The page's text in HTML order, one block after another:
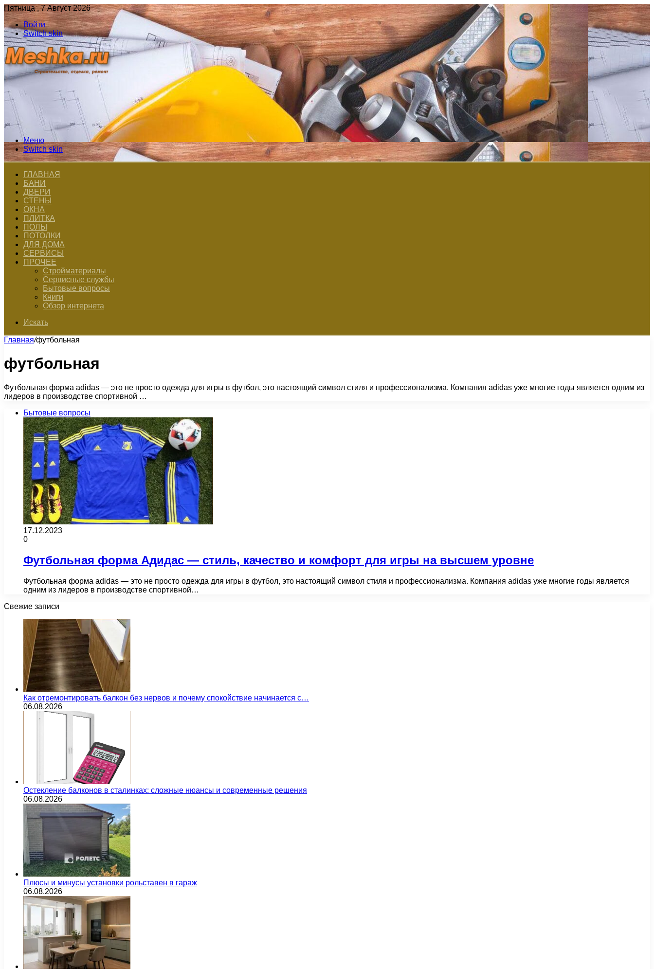
Пятница , 7 Август 2026
Войти
Switch skin
Меню
Switch skin
ГЛАВНАЯ
БАНИ
ДВЕРИ
СТЕНЫ
ОКНА
ПЛИТКА
ПОЛЫ
ПОТОЛКИ
ДЛЯ ДОМА
СЕРВИСЫ
ПРОЧЕЕ
Стройматериалы
Сервисные службы
Бытовые вопросы
Книги
Обзор интернета
Искать
Главная/футбольная
футбольная
Футбольная форма adidas — это не просто одежда для игры в футбол, это настоящий символ стиля и профессионализма. Компания adidas уже многие годы является одним из
лидеров в производстве спортивной …
Бытовые вопросы
17.12.2023
0
Футбольная форма Адидас — стиль, качество и комфорт для игры на высшем уровне
Футбольная форма adidas — это не просто одежда для игры в футбол, это настоящий символ стиля и профессионализма. Компания adidas уже многие годы является
одним из лидеров в производстве спортивной…
Свежие записи
Как отремонтировать балкон без нервов и почему спокойствие начинается с…
06.08.2026
Остекление балконов в сталинках: сложные нюансы и современные решения
06.08.2026
Плюсы и минусы установки рольставен в гараж
06.08.2026